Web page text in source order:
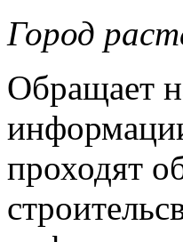
Город
Обращает
проходят